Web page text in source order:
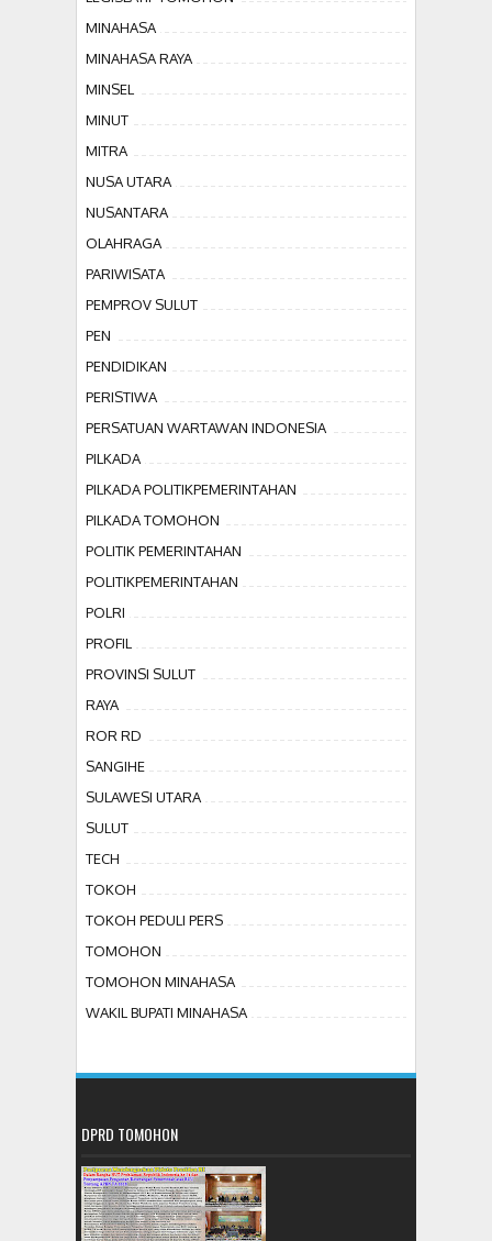
MINAHASA
MINAHASA RAYA
MINSEL
MINUT
MITRA
NUSA UTARA
NUSANTARA
OLAHRAGA
PARIWISATA
PEMPROV SULUT
PEN
PENDIDIKAN
PERISTIWA
PERSATUAN WARTAWAN INDONESIA
PILKADA
PILKADA POLITIKPEMERINTAHAN
PILKADA TOMOHON
POLITIK PEMERINTAHAN
POLITIKPEMERINTAHAN
POLRI
PROFIL
PROVINSI SULUT
RAYA
ROR RD
SANGIHE
SULAWESI UTARA
SULUT
TECH
TOKOH
TOKOH PEDULI PERS
TOMOHON
TOMOHON MINAHASA
WAKIL BUPATI MINAHASA
DPRD TOMOHON